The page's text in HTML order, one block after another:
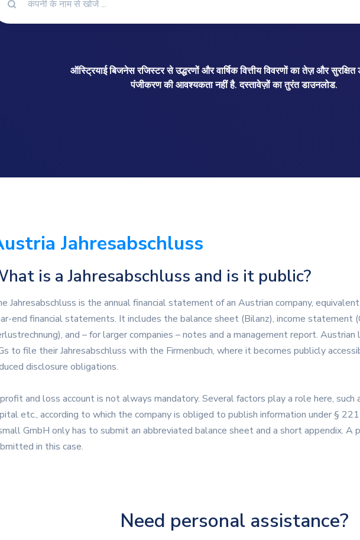
ऑस्ट्रियाई बिजनेस रजिस्टर से उद्धरणों और वार्षिक वित्तीय विवरणों का तेज़ और
पंजीकरण की आवश्यकता नहीं है. दस्तावेज़ों का तुरंत डाउनलोड.
Jahresabschluss
is a Jahresabschluss and is it public?
Jahresabschluss is the annual financial statement of an Austrian company,
end financial statements. It includes the balance sheet (Bilanz), income statement
and – for larger companies – notes and a management report. Austrian
to file their Jahresabschluss with the Firmenbuch, where it becomes publicly
disclosure obligations.
and loss account is not always mandatory. Several factors play a role here, such
etc., according to which the company is obliged to publish information under §
GmbH only has to submit an abbreviated balance sheet and a short appendix. A
in this case.
Need personal assistance?